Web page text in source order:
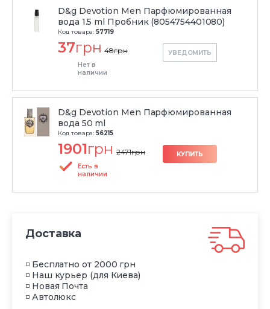
D&g Devotion Men Парфюмированная
вода 1.5 ml Пробник (8054754401080)
Код товара: 57719
37грн 48грн
Нет в
наличии
УВЕДОМИТЬ
D&g Devotion Men Парфюмированная
вода 50 ml
Код товара: 56215
1901грн 2471грн
Есть в
наличии
КУПИТЬ
Доставка
◽ Бесплатно от 2000 грн
◽ Наш курьер (для Киева)
◽ Новая Почта
◽ Автолюкс